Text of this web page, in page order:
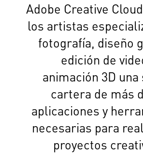
Adobe Creative
los artistas
fotografía, diseño
edición de
animación 3D una
cartera de más
aplicaciones y
necesarias para
proyectos